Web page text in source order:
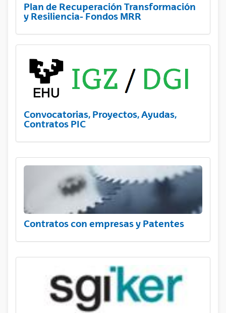
Plan de Recuperación Transformación
y Resiliencia- Fondos MRR
Convocatorias, Proyectos, Ayudas,
Contratos PIC
Contratos con empresas y Patentes